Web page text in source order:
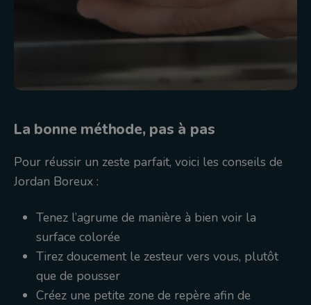
La bonne méthode, pas à pas
Pour réussir un zeste parfait, voici les conseils de
Jordan Boreux :
Tenez l’agrume de manière à bien voir la
surface colorée
Tirez doucement le zesteur vers vous, plutôt
que de pousser
Créez une petite zone de repère afin de